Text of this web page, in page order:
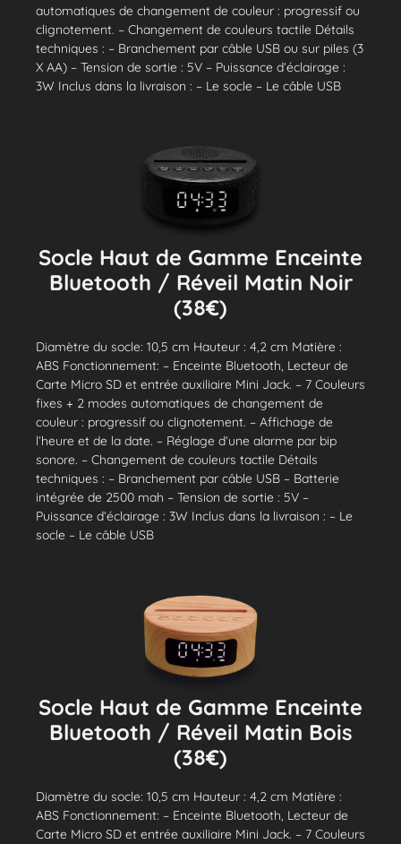
automatiques de changement de couleur : progressif ou
clignotement. – Changement de couleurs tactile Détails
techniques : – Branchement par câble USB ou sur piles (3
X AA) – Tension de sortie : 5V – Puissance d’éclairage :
3W Inclus dans la livraison : – Le socle – Le câble USB
Socle Haut de Gamme Enceinte
Bluetooth / Réveil Matin Noir
(38€)
Diamètre du socle: 10,5 cm Hauteur : 4,2 cm Matière :
ABS Fonctionnement: – Enceinte Bluetooth, Lecteur de
Carte Micro SD et entrée auxiliaire Mini Jack. – 7 Couleurs
fixes + 2 modes automatiques de changement de
couleur : progressif ou clignotement. – Affichage de
l’heure et de la date. – Réglage d’une alarme par bip
sonore. – Changement de couleurs tactile Détails
techniques : – Branchement par câble USB – Batterie
intégrée de 2500 mah – Tension de sortie : 5V –
Puissance d’éclairage : 3W Inclus dans la livraison : – Le
socle – Le câble USB
Socle Haut de Gamme Enceinte
Bluetooth / Réveil Matin Bois
(38€)
Diamètre du socle: 10,5 cm Hauteur : 4,2 cm Matière :
ABS Fonctionnement: – Enceinte Bluetooth, Lecteur de
Carte Micro SD et entrée auxiliaire Mini Jack. – 7 Couleurs